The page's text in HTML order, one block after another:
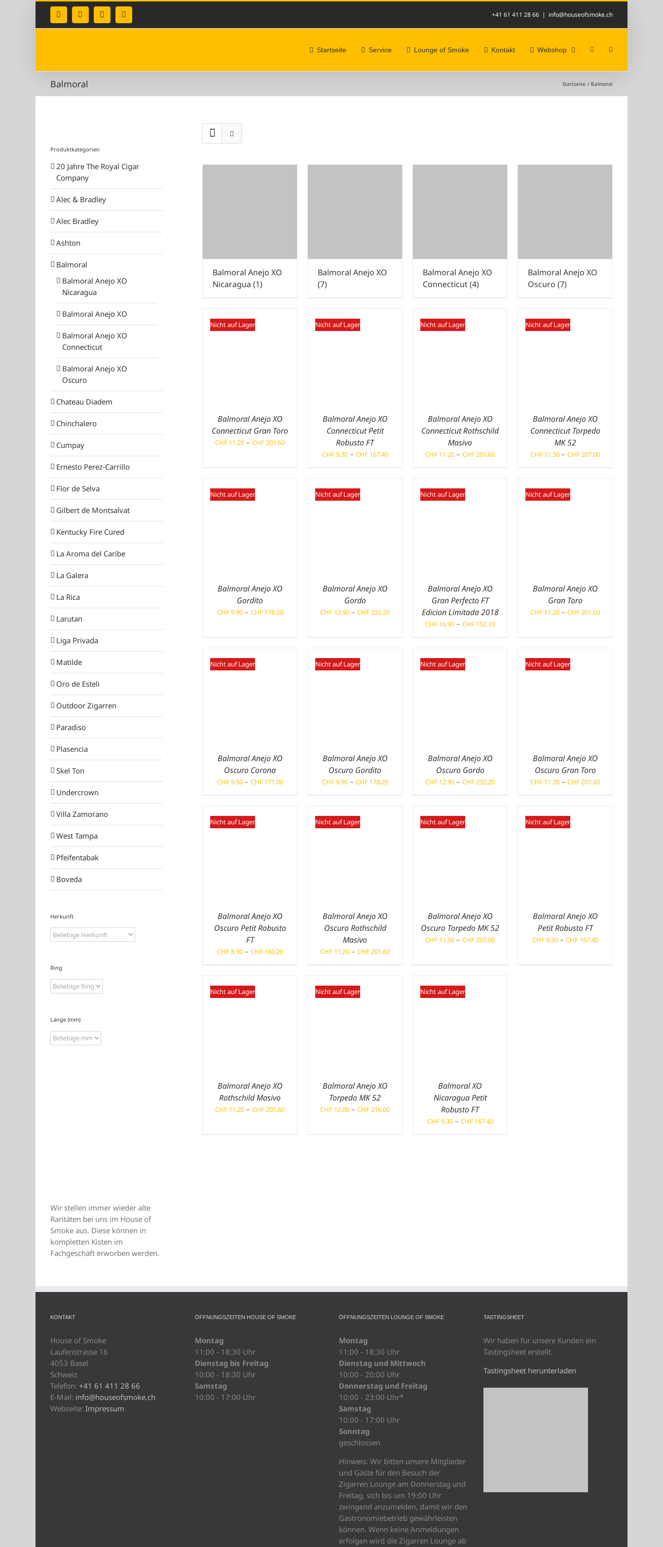
FacebookInstagram
X
E-
Mail
+41 61 411 28 66 | info@houseofsmoke.ch
Startseite Service Lounge of Smoke Kontakt Webshop
Balmoral Startseite Balmoral
Balmoral Anejo XO
Nicaragua (1)
Balmoral Anejo XO
(7)
Balmoral Anejo XO
Connecticut(4)
Balmoral Anejo XO
Oscuro (7)
Nicht auf Lager
Balmoral Anejo XO
Connecticut Gran Toro
CHF 11.20 – CHF201.60Preisspanne:
Nicht auf Lager
Balmoral Anejo XO
Connecticut Petit
Robusto FT
CHF9.30 – CHF167.40Preisspanne:
CHF 167.40
Nicht auf Lager
Balmoral Anejo XO
Connecticut Rothschild
Masivo
CHF 11.20 – CHF201.60Preisspanne:
CHF 201.60
Nicht auf Lager
Balmoral Anejo XO
Connecticut Torpedo
MK 52
CHF 11.50 – CHF207.00Preisspanne:
Nicht auf Lager
Balmoral Anejo XO
Gordito
CHF9.90 – CHF178.20Preisspanne:
Nicht auf Lager
Balmoral Anejo XO
Gordo
CHF 12.90 – CHF232.20Preisspanne:
Nicht auf Lager
Balmoral Anejo XO
Gran Perfecto FT
Edicion Limitada 2018
CHF 16.90 – CHF 152.10Preisspanne:
CHF 152.10
Nicht auf Lager
Balmoral Anejo XO
Gran Toro
CHF 11.20 – CHF201.60Preisspanne:
Nicht auf Lager
Balmoral Anejo XO
Oscuro Corona
CHF9.50 – CHF171.00Preisspanne:
CHF 171.00
Nicht auf Lager
Balmoral Anejo XO
Oscuro Gordito
CHF9.90 – CHF178.20Preisspanne:
CHF 178.20
Nicht auf Lager
Balmoral Anejo XO
Oscuro Gordo
CHF 12.90 – CHF232.20Preisspanne:
CHF 232.20
Nicht auf Lager
Balmoral Anejo XO
Oscuro Gran Toro
CHF 11.20 – CHF201.60Preisspanne:
Nicht auf Lager
Balmoral Anejo XO
Oscuro Petit Robusto
FT
CHF8.90 – CHF160.20Preisspanne:
CHF 160.20
Nicht auf Lager
Balmoral Anejo XO
Oscuro Rothschild
Masivo
CHF 11.20 – CHF201.60Preisspanne:
CHF 201.60
Nicht auf Lager
Balmoral Anejo XO
Oscuro Torpedo MK 52
CHF 11.50 – CHF207.00Preisspanne:
Nicht auf Lager
Balmoral Anejo XO
Petit Robusto FT
CHF9.30 – CHF167.40Preisspanne:
Nicht auf Lager
Balmoral Anejo XO
Rothschild Masivo
CHF 11.20 – CHF201.60Preisspanne:
Nicht auf Lager
Balmoral Anejo XO
Torpedo MK 52
CHF 12.00 – CHF216.00Preisspanne:
Nicht auf Lager
Balmoral XO
Nicaragua Petit
Robusto FT
CHF9.30 – CHF167.40Preisspanne:
Produktkategorien
20 Jahre The Royal Cigar
Company
Alec & Bradley
Alec Bradley
Ashton
Balmoral
Balmoral Anejo XO
Nicaragua
Balmoral Anejo XO
Balmoral Anejo XO
Connecticut
Balmoral Anejo XO
Oscuro
Chateau Diadem
Chinchalero
Cumpay
Ernesto Perez-Carrillo
Flor de Selva
Gilbert de Montsalvat
Kentucky Fire Cured
La Aroma del Caribe
La Galera
La Rica
Larutan
Liga Privada
Matilde
Oro de Esteli
Outdoor Zigarren
Paradiso
Plasencia
Skel Ton
Undercrown
Villa Zamorano
West Tampa
Pfeifentabak
Boveda
Herkunft
Ring
Länge (mm)
Wir stellen immer wieder alte
Raritäten bei uns im House of
Smoke aus. Diese können in
kompletten Kisten im
Fachgeschäft erworben werden.
KONTAKT
House of Smoke
Laufenstrasse 16
4053 Basel
Schweiz
Telefon: +41 61 411 28 66
E-Mail: info@houseofsmoke.ch
Webseite: Impressum
ÖFFNUNGSZEITEN HOUSE OF SMOKE
Montag
11:00 - 18:30 Uhr
Dienstag bis Freitag
10:00 - 18:30 Uhr
Samstag
10:00 - 17:00 Uhr
ÖFFNUNGSZEITEN LOUNGE OF SMOKE
Montag
11:00 - 18:30 Uhr
Dienstag und Mittwoch
10:00 - 20:00 Uhr
Donnerstag und Freitag
10:00 - 23:00 Uhr*
Samstag
10:00 - 17:00 Uhr
Sonntag
geschlossen
Hinweis: Wir bitten unsere Mitglieder
und Gäste für den Besuch der
Zigarren Lounge am Donnerstag und
Freitag, sich bis um 19:00 Uhr
zwingend anzumelden, damit wir den
Gastronomiebetrieb gewährleisten
können. Wenn keine Anmeldungen
erfolgen wird die Zigarren Lounge ab
TASTINGSHEET
Wir haben für unsere Kunden ein
Tastingsheet erstellt.
Tastingsheet herunterladen